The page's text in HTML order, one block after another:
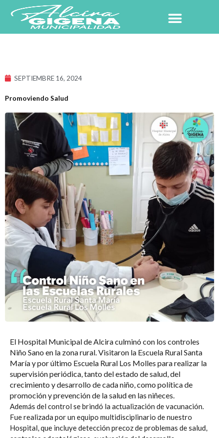
contenido
SEPTIEMBRE 16, 2024
Promoviendo Salud
El Hospital Municipal de Alciraculminó con los controles
Niño Sano en la zona rural. Visitaron la Escuela Rural Santa
María y por último Escuela Rural Los Molles para realizar la
supervisión periódica, tanto del estado de salud, del
crecimiento y desarrollo de cada niño, como política de
promoción y prevención de la salud en las niñeces.
Además del control se brindó la actualización de vacunación.
Fue realizada por un equipo multidisciplinario de nuestro
Hospital, que incluye detección precoz de problemas de salud,